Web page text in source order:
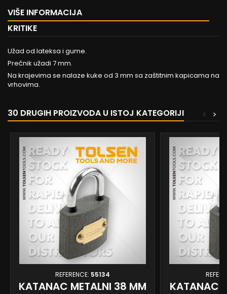
VIŠE INFORMACIJA
KRITIKE
Užad od lateksa i gume.
Prečnik užadi 7 mm.
Na krajevima se nalaze kuke od 3 mm sa zaštitnim kapicama na
vrhovima.
30 DRUGIH PROIZVODA U ISTOJ KATEGORIJI >
<
REFERENCE: 55134
KATANAC METALNI 38 MM KATANAC